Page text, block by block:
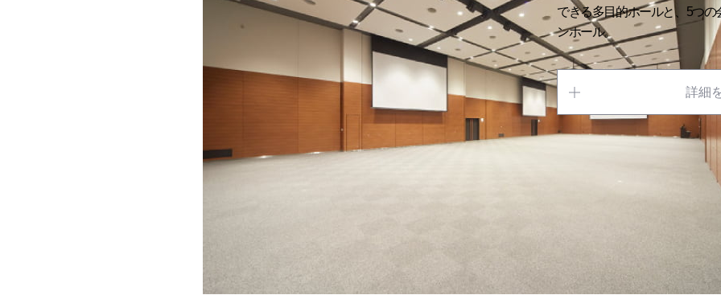
できる多目的ホールと、5つ
ンホール。
詳細